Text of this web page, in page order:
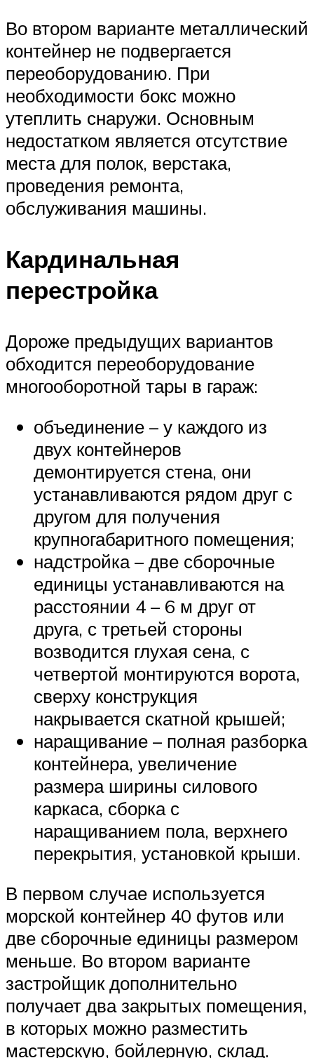
Во втором варианте металлический
контейнер не подвергается
переоборудованию. При
необходимости бокс можно
утеплить снаружи. Основным
недостатком является отсутствие
места для полок, верстака,
проведения ремонта,
обслуживания машины.
Кардинальная
перестройка
Дороже предыдущих вариантов
обходится переоборудование
многооборотной тары в гараж:
объединение – у каждого из
двух контейнеров
демонтируется стена, они
устанавливаются рядом друг с
другом для получения
крупногабаритного помещения;
надстройка – две сборочные
единицы устанавливаются на
расстоянии 4 – 6 м друг от
друга, с третьей стороны
возводится глухая сена, с
четвертой монтируются ворота,
сверху конструкция
накрывается скатной крышей;
наращивание – полная разборка
контейнера, увеличение
размера ширины силового
каркаса, сборка с
наращиванием пола, верхнего
перекрытия, установкой крыши.
В первом случае используется
морской контейнер 40 футов или
две сборочные единицы размером
меньше. Во втором варианте
застройщик дополнительно
получает два закрытых помещения,
в которых можно разместить
мастерскую, бойлерную, склад.